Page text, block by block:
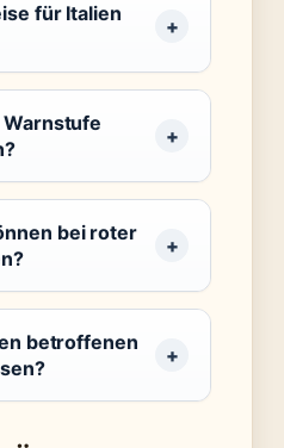
für Italien
bei roter
betroffenen